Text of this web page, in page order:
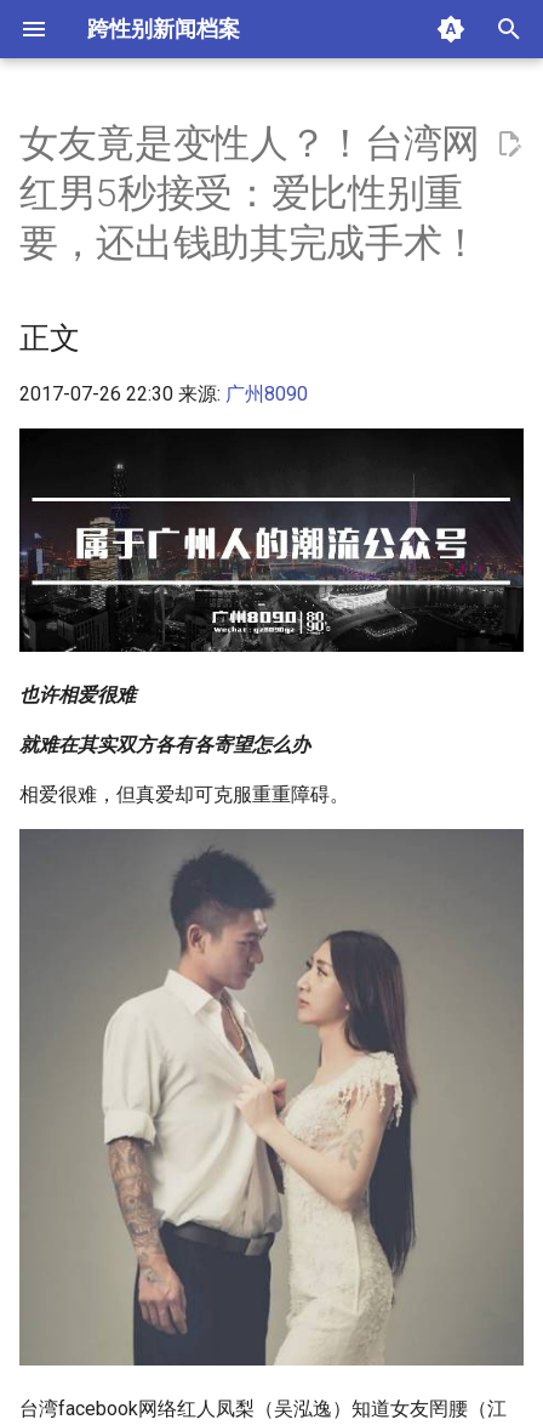
跨性别新闻档案
t
i
z
g
s
e
a
r
正文
摘要与附加信息
女友竟是变性人？！台湾网
红男5秒接受：爱比性别重
要，还出钱助其完成手术！
正文
2017-07-26 22:30 来源: 广州8090
也许相爱很难
就难在其实双方各有各寄望怎么办
相爱很难，但真爱却可克服重重障碍。
台湾facebook网络红人凤梨（吴泓逸）知道女友罔腰（江